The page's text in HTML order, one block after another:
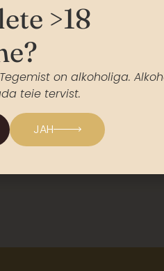
EBAKÜDOONIA VEIN
>18
on alkoholiga.
teie tervist.
JAH